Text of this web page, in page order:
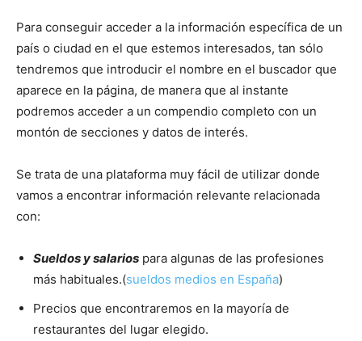
Para conseguir acceder a la información específica de un
país o ciudad en el que estemos interesados, tan sólo
tendremos que introducir el nombre en el buscador que
aparece en la página, de manera que al instante
podremos acceder a un compendio completo con un
montón de secciones y datos de interés.
Se trata de una plataforma muy fácil de utilizar donde
vamos a encontrar información relevante relacionada
con:
Sueldos y salarios para algunas de las profesiones
más habituales.(sueldos medios en España)
Precios que encontraremos en la mayoría de
restaurantes del lugar elegido.